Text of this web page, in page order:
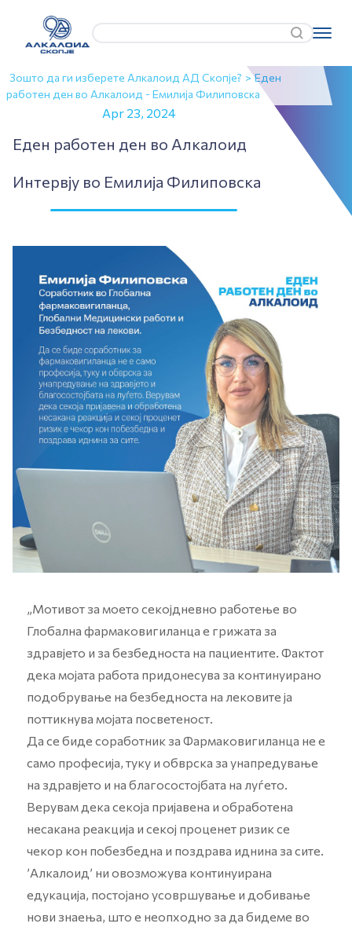
Зошто да ги изберете Алкалоид АД Скопје? > Еден
работен ден во Алкалоид - Емилија Филиповска
Apr 23, 2024
Еден работен ден во Алкалоид
Интервју во Емилија Филиповска
„Mотивот за моето секојдневно работење во
Глобална фармаковигиланца е грижата за
здравјето и за безбедноста на пациентите. Фактот
дека мојата работа придонесува за континуирано
подобрување на безбедноста на лековите ја
поттикнува мојата посветеност.
Да се биде соработник за Фармаковигиланца не е
само професија, туку и обврска за унапредување
на здравјето и на благосостојбата на луѓето.
Верувам дека секоја пријавена и обработена
несакана реакција и секој проценет ризик се
чекор кон побезбедна и поздрава иднина за сите.
’Алкалоид’ ни овозможува континуирана
едукација, постојано усовршување и добивање
нови знаења, што е неопходно за да бидеме во